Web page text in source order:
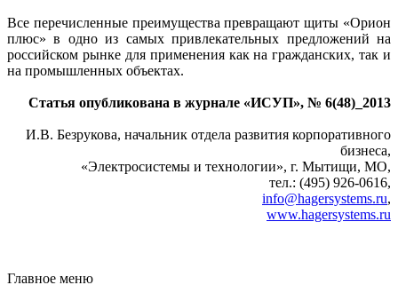
Все перечисленные преимущества превращают щиты «Орион
плюс» в од­но из самых привлекательных предложений на
российском рынке для применения как на гражданских, так и
на промышленных объектах.
Статья опубликована в журнале «ИСУП», № 6(48)_2013
И.В. Безрукова, начальник отдела развития корпоративного
бизнеса,
«Электросистемы и технологии», г. Мытищи, МО,
тел.: (495) 926-0616,
info@hagersystems.ru,
www.hagersystems.ru
Главное меню